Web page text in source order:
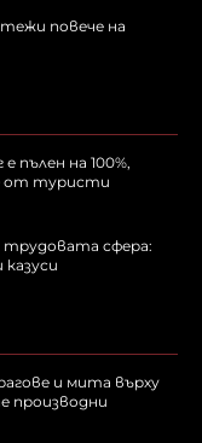
повече на
пълен на 100%,
от туристи
трудовата сфера:
и мита върху
производни